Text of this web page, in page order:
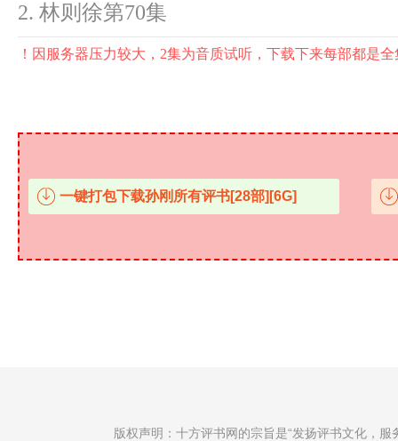
林则徐第70集
！因服务器压力较大，2集为音质试听，下载下来每部都是
一键打包下载孙刚所有评书[28部][6G]
版权声明：十方评书网的宗旨是“发扬评书文化，